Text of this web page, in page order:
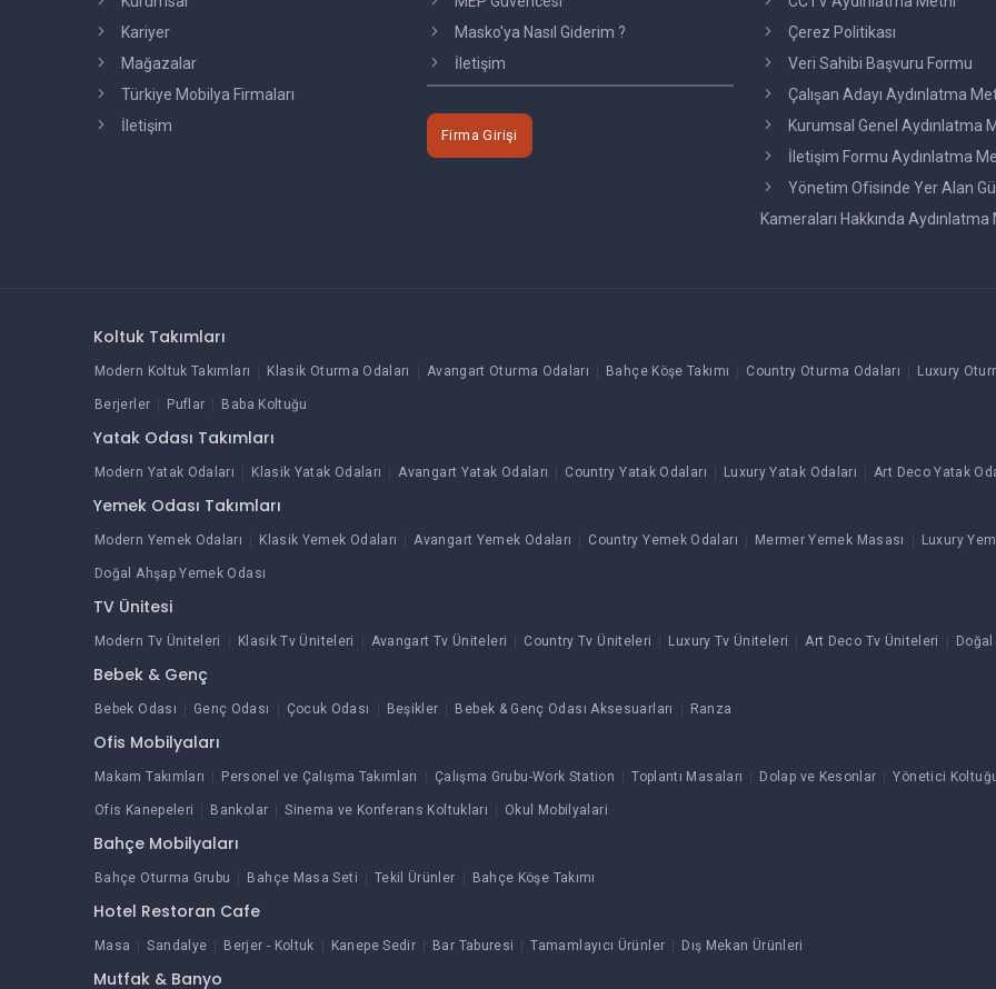
Kariyer
Mağazalar
Türkiye Mobilya Firmaları
İletişim
Masko'ya Nasıl Giderim ?
İletişim
Firma Girişi
Çerez Politikası
Veri Sahibi Başvuru Formu
Çalışan Adayı Aydınlatma
Kurumsal Genel Aydınlatma
İletişim Formu Aydınlatma
Yönetim Ofisinde Yer Alan
Kameraları Hakkında Aydınlatma
Koltuk Takımları
Modern Koltuk Takımları Klasik Oturma Odaları Avangart Oturma Odaları Bahçe Köşe Takımı Country Oturma Odaları Luxury
Berjerler Puflar Baba Koltuğu
Yatak Odası Takımları
Modern Yatak Odaları Klasik Yatak Odaları Avangart Yatak Odaları Country Yatak Odaları Luxury Yatak Odaları Art Deco Yatak
Yemek Odası Takımları
Modern Yemek Odaları Klasik Yemek Odaları Avangart Yemek Odaları Country Yemek Odaları Mermer Yemek Masası Luxury
Doğal Ahşap Yemek Odası
TV Ünitesi
Modern Tv Üniteleri Klasik Tv Üniteleri Avangart Tv Üniteleri Country Tv Üniteleri Luxury Tv Üniteleri Art Deco Tv Üniteleri
Bebek & Genç
Bebek Odası Genç Odası Çocuk Odası Beşikler Bebek & Genç Odası Aksesuarları Ranza
Ofis Mobilyaları
Makam Takımları Personel ve Çalışma Takımları Çalışma Grubu-Work Station Toplantı Masaları Dolap ve Kesonlar Yönetici
Ofis Kanepeleri Bankolar Sinema ve Konferans Koltukları Okul Mobilyalari
Bahçe Mobilyaları
Bahçe Oturma Grubu Bahçe Masa Seti Tekil Ürünler Bahçe Köşe Takımı
Hotel Restoran Cafe
Masa Sandalye Berjer - Koltuk Kanepe Sedir Bar Taburesi Tamamlayıcı Ürünler Dış Mekan Ürünleri
Mutfak & Banyo